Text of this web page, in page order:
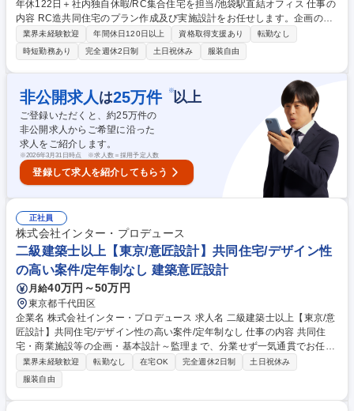
年休122日＋社内独自休暇/RC集合住宅を担当/池袋駅直結オフィス 仕事の
内容 RC造共同住宅のプラン作成及び実施設計をお任せします。企画のボ
リュームチェックから実施設計、現場フォローまで一貫して携わり、意匠
性や施工性、事業性を考慮した価値ある建物を形にしていくミッションで
す。 ■案件のボリュームチェック、及び実施設計業務全般の担当 ■営業担
当と同行した施主のニーズに沿う建築プラン提案 ■協力事務所や構造設計
の担当者との綿密な連携・調整業務 ■確認申請および各種許認可に関する
一連の手続き・申請業務 ■設計監理および施工現場のフォローなどの現場
対応全般 ※図面作成の一部外注化により効率化を実現。建物全体の価値創
造に注力。 募集職種 【意匠設計】年休122日＋社内独自休暇/RC集合住宅
を担当/池袋駅直結オフィス
業界未経験歓迎 年間休日120日以上 資格取得支援あり
転勤なし
時短勤務あり
完全週休2日制 土日祝休み 服装自由
非公開求人 は25万件 ※以上
ご登録いただくと、約25万件の
非公開求人からご希望に沿った
求人をご紹介します。
※2026年3月31日時点 ※求人数＝採用予定人数
登録して求人を紹介してもらう
正社員
株式会社インター・プロデュース
二級建築士以上【東京/意匠設計】共同住宅/デザイン性
の高い案件/定年制なし 建築意匠設計
月給40万円～50万円
東京都千代田区
企業名 株式会社インター・プロデュース 求人名 二級建築士以上【東京/意
匠設計】共同住宅/デザイン性の高い案件/定年制なし 仕事の内容 共同住
宅・商業施設等の企画・基本設計～監理まで、分業せず一気通貫でお任せ
します。大手不動産会社との直接取引が多く、最上流から完成まで自分の
手で手掛ける手応えを感じられる環境です ≪詳細≫ ■企画、基本設計、実
施設計の作成 ■外注事務所との調整、現場監理、行政・顧客との折衝業務
【本ポジションの特徴】 多くの設計事務所では工程ごとに分業化されてい
業界未経験歓迎 転勤なし 在宅OK 完全週休2日制
土日祝休み
服装自由